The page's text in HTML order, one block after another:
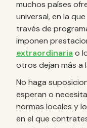
muchos países
universal, en la
través de
imponen
extraordinaria o
otros dejan más a
No haga
esperan o
normas locales y
en el que